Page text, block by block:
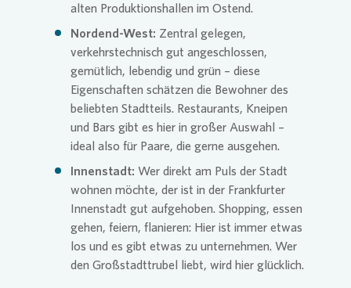
alten Produktionshallen im Ostend.
Nordend-West: Zentral gelegen,
verkehrstechnisch gut angeschlossen,
gemütlich, lebendig und grün – diese
Eigenschaften schätzen die Bewohner des
beliebten Stadtteils. Restaurants, Kneipen
und Bars gibt es hier in großer Auswahl –
ideal also für Paare, die gerne ausgehen.
Innenstadt: Wer direkt am Puls der Stadt
wohnen möchte, der ist in der Frankfurter
Innenstadt gut aufgehoben. Shopping, essen
gehen, feiern, flanieren: Hier ist immer etwas
los und es gibt etwas zu unternehmen. Wer
den Großstadttrubel liebt, wird hier glücklich.